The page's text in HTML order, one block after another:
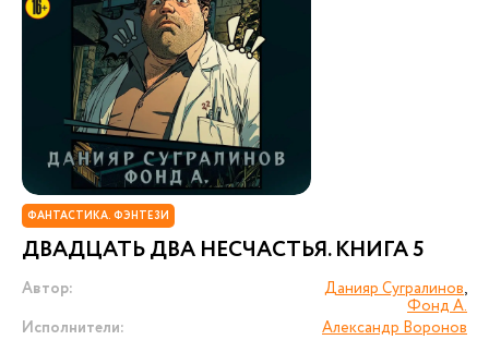
ФАНТАСТИКА. ФЭНТЕЗИ
ДВАДЦАТЬ ДВА НЕСЧАСТЬЯ. КНИГА 5
Автор: Данияр Сугралинов,
Фонд А.
Исполнители:
Александр Воронов